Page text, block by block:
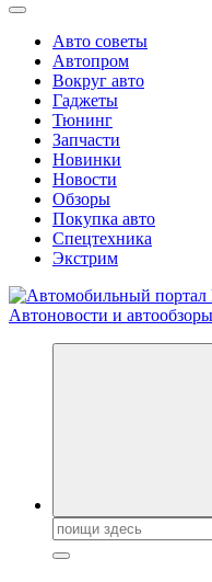
Авто советы
Автопром
Вокруг авто
Гаджеты
Тюнинг
Запчасти
Новинки
Новости
Обзоры
Покупка авто
Спецтехника
Экстрим
Справочник
Поиск: